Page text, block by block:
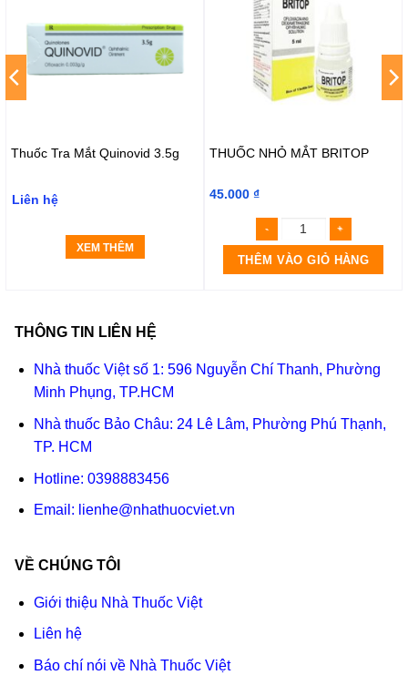
Thuốc Tra Mắt Quinovid 3.5g
Liên hệ
XEM THÊM
THUỐC NHỎ MẮT BRITOP
45.000 ₫
THÊM VÀO GIỎ HÀNG
THÔNG TIN LIÊN HỆ
Nhà thuốc Việt số 1: 596 Nguyễn Chí Thanh, Phường
Minh Phụng, TP.HCM
Nhà thuốc Bảo Châu: 24 Lê Lâm, Phường Phú Thạnh,
TP. HCM
Hotline: 0398883456
Email: lienhe@nhathuocviet.vn
VỀ CHÚNG TÔI
Giới thiệu Nhà Thuốc Việt
Liên hệ
Báo chí nói về Nhà Thuốc Việt